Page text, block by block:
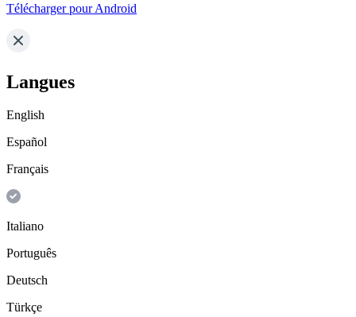
Télécharger pour Android
Langues
English
Español
Français
Italiano
Português
Deutsch
Türkçe